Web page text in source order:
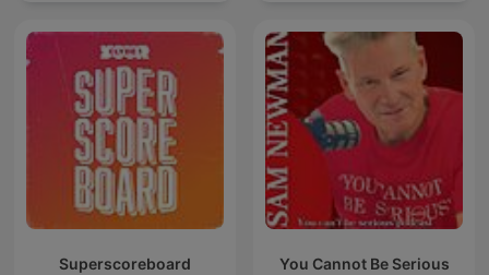
Superscoreboard You Cannot Be Serious